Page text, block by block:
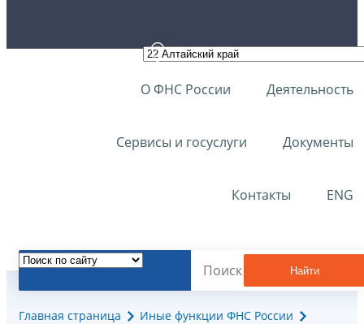
О ФНС России Деятельность
Сервисы и госуслуги Документы
Контакты ENG
Найти
Главная страница
Иные функции ФНС России